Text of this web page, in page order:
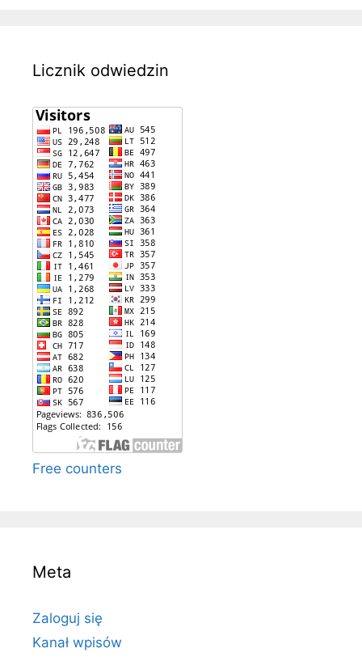
Licznik odwiedzin
Free counters
Meta
Zaloguj się
Kanał wpisów